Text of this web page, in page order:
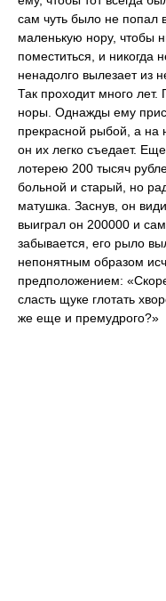
сам чуть было не попал
маленькую нору, чтобы
поместиться, и никогда
ненадолго вылезает из
Так проходит много лет.
норы. Однажды ему
прекрасной рыбой, а
он их легко съедает.
лотерею 200 тысяч
больной и старый, но
матушка. Заснув, он
выиграл он 200000 и
забывается, его рыло
непонятным образом
предположением:
сласть щуке глотать
же еще и премудрого?»